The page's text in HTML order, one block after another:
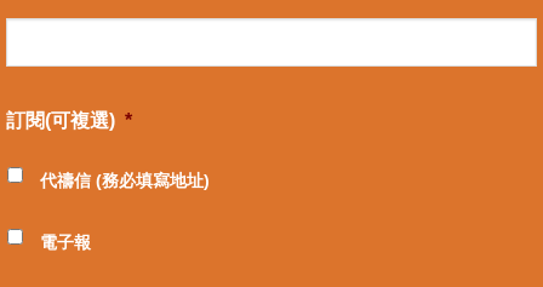
訂閱(可複選) *
代禱信 (務必填寫地址)
電子報